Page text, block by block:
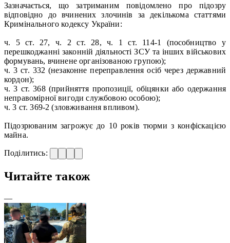
Зазначається, що затриманим повідомлено про підозру
відповідно до вчинених злочинів за декількома статтями
Кримінального кодексу України:
ч. 5 ст. 27, ч. 2 ст. 28, ч. 1 ст. 114-1 (пособництво у
перешкоджанні законній діяльності ЗСУ та інших військових
формувань, вчинене організованою групою);
ч. 3 ст. 332 (незаконне переправлення осіб через державний
кордон);
ч. 3 ст. 368 (прийняття пропозиції, обіцянки або одержання
неправомірної вигоди службовою особою);
ч. 3 ст. 369-2 (зловживання впливом).
Підозрюваним загрожує до 10 років тюрми з конфіскацією
майна.
Поділитись:
Читайте також
—